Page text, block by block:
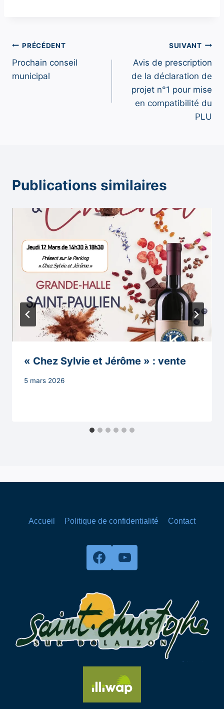
Navigation
de
PRÉCÉDENT
Prochain conseil
municipal
SUIVANT
Avis de prescription
de la déclaration de
projet n°1 pour mise
en compatibilité du
PLU
Publications similaires
« Chez Sylvie et Jérôme » : vente
Par
5 mars 2026
Accueil Politique de confidentialité Contact